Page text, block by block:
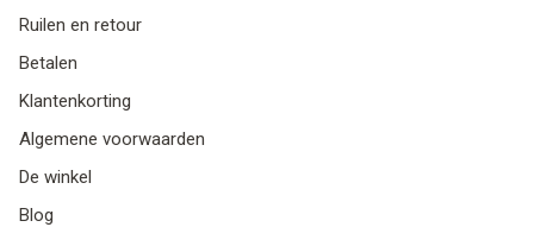
Ruilen en retour
Betalen
Klantenkorting
Algemene voorwaarden
De winkel
Blog